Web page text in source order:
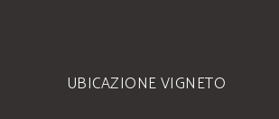
UBICAZIONE VIGNETO